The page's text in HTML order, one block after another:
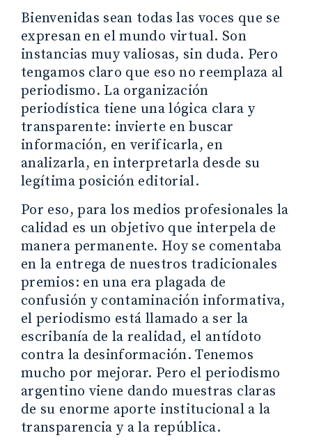
Bienvenidas sean todas las voces que se
expresan en el mundo virtual. Son
instancias muy valiosas, sin duda. Pero
tengamos claro que eso no reemplaza al
periodismo. La organización
periodística tiene una lógica clara y
transparente: invierte en buscar
información, en verificarla, en
analizarla, en interpretarla desde su
legítima posición editorial.
Por eso, para los medios profesionales la
calidad es un objetivo que interpela de
manera permanente. Hoy se comentaba
en la entrega de nuestros tradicionales
premios: en una era plagada de
confusión y contaminación informativa,
el periodismo está llamado a ser la
escribanía de la realidad, el antídoto
contra la desinformación. Tenemos
mucho por mejorar. Pero el periodismo
argentino viene dando muestras claras
de su enorme aporte institucional a la
transparencia y a la república.